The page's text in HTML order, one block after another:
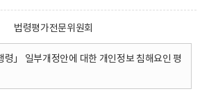
법령평가전문위원회
령」 일부개정안에 대한 개인정보 침해요인 평